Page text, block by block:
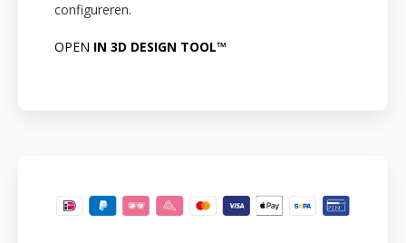
configureren.
OPEN IN 3D DESIGN TOOL™